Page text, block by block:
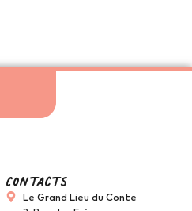
Contacts
Le Grand Lieu du Conte